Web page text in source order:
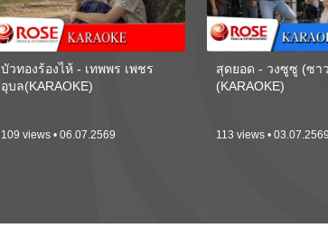
บัวทองร้องไห้ - เทพพร เพชร
อุบล(KARAOKE)
109 views • 06.07.2569
สุดยอด - วงซูซู (ซา
(KARAOKE)
113 views • 03.07.2569